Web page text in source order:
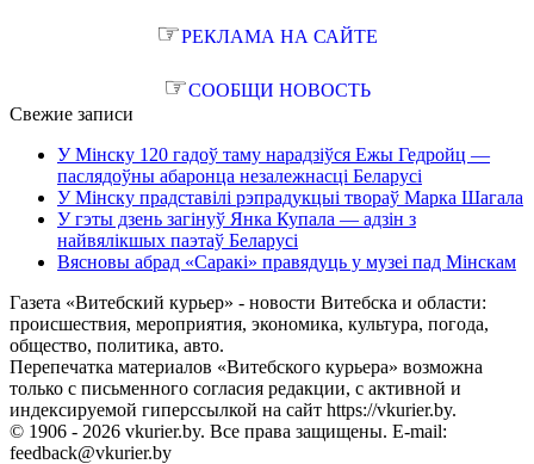
☞РЕКЛАМА НА САЙТЕ
☞СООБЩИ НОВОСТЬ
Свежие записи
У Мінску 120 гадоў таму нарадзіўся Ежы Гедройц —
паслядоўны абаронца незалежнасці Беларусі
У Мінску прадставілі рэпрадукцыі твораў Марка Шагала
У гэты дзень загінуў Янка Купала — адзін з
найвялікшых паэтаў Беларусі
Вясновы абрад «Саракі» правядуць у музеі пад Мінскам
Газета «Витебский курьер» - новости Витебска и области:
происшествия, мероприятия, экономика, культура, погода,
общество, политика, авто.
Перепечатка материалов «Витебского курьера» возможна
только с письменного согласия редакции, с активной и
индексируемой гиперссылкой на сайт https://vkurier.by.
© 1906 - 2026 vkurier.by. Все права защищены. E-mail:
feedback@vkurier.by